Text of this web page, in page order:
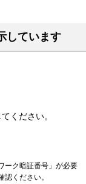
しています
ください。
ーク暗証番号」が必要
認ください。